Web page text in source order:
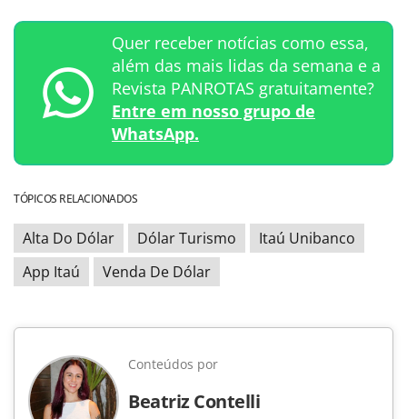
Quer receber notícias como essa,
além das mais lidas da semana e a
Revista PANROTAS gratuitamente?
Entre em nosso grupo de
WhatsApp.
TÓPICOS RELACIONADOS
Alta Do Dólar Dólar Turismo
Itaú Unibanco
App Itaú
Venda De Dólar
Conteúdos por
Beatriz Contelli